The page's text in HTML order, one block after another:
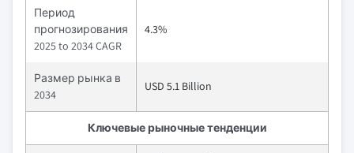
Период
прогнозирования
2025 to 2034 CAGR
4.3%
Размер рынка в
2034
USD 5.1 Billion
Ключевые рыночные тенденции